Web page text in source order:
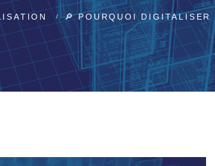
🔎 POURQUOI